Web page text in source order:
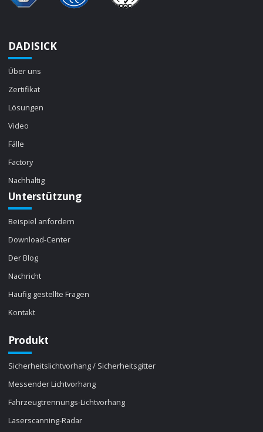
DADISICK
Über uns
Zertifikat
Lösungen
Video
Fälle
Factory
Nachhaltig
Unterstützung
Beispiel anfordern
Download-Center
Der Blog
Nachricht
Häufig gestellte Fragen
Kontakt
Produkt
Sicherheitslichtvorhang / Sicherheitsgitter
Messender Lichtvorhang
Fahrzeugtrennungs-Lichtvorhang
Laserscanning-Radar